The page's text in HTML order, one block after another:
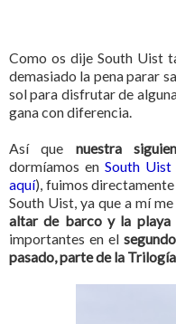
Como os dije South Uist
demasiado la pena parar
sol para disfrutar de
gana con diferencia.
Así que nuestra
dormíamos en South
aquí), fuimos
South Uist, ya que a mí
altar de barco y la playa
importantes en el
pasado, parte de la